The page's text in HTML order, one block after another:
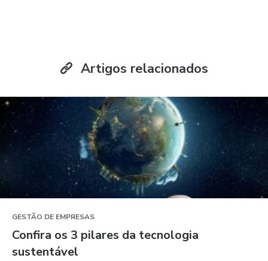
Artigos relacionados
GESTÃO DE EMPRESAS
Confira os 3 pilares da tecnologia
sustentável